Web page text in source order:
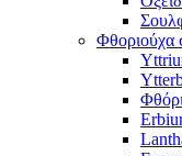
Φθοριούχα